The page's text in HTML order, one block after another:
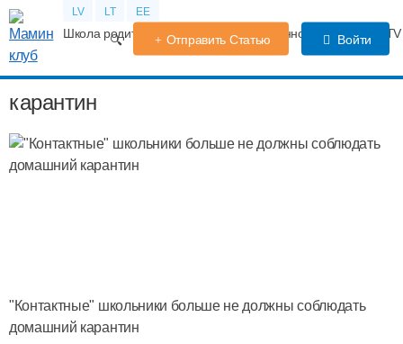
LV LT EE
Школа родителей Календарь беременности Форум
Отправить Статью Войти
карантин
"Контактные" школьники больше не должны соблюдать
домашний карантин